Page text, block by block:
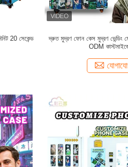
20 সেকেন্ড
দ্রুত মুদ্রণ ফোন কেস মুদ্রণ ভেন্ডিং
ODM